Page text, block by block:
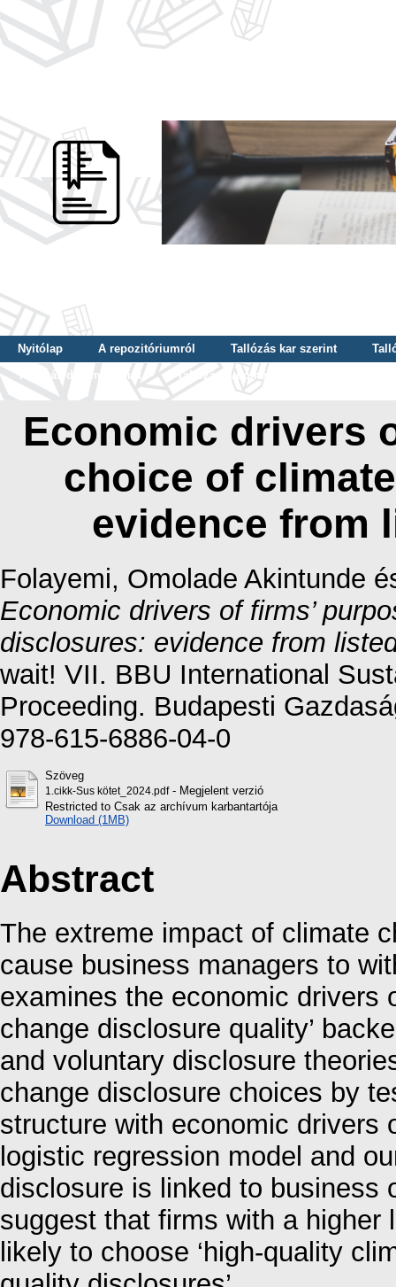
Nyitólap A repozitóriumról Tallózás kar szerint
Tallózás dátum szerint
Tallózás tudományterület szerint
Economic drivers
choice of
evidence from
Folayemi, Omolade Akintunde
Economic drivers of firms’
disclosures: evidence from
wait! VII. BBU International
Proceeding. Budapesti
978-615-6886-04-0
Szöveg
1.cikk-Sus kötet_2024.pdf- Megjelent verzió
Restricted to Csak az archívum karbantartója
Download (1MB)
Abstract
The extreme impact of climate
cause business managers to
examines the economic drivers
change disclosure quality’
and voluntary disclosure
change disclosure choices by
structure with economic drivers
logistic regression model and
disclosure is linked to business
suggest that firms with a higher
likely to choose ‘high-quality